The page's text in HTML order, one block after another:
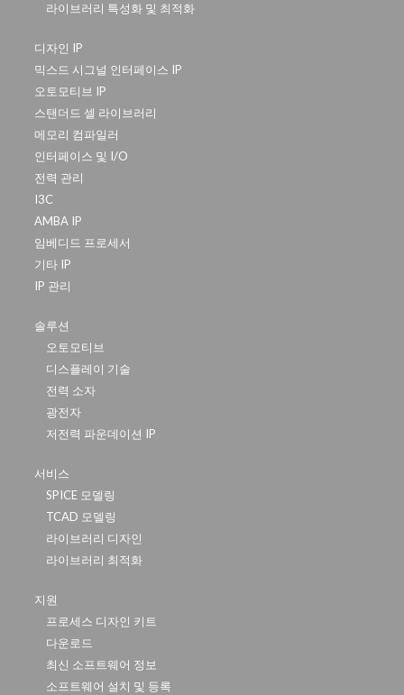
라이브러리 특성화 및 최적화
디자인 IP
믹스드 시그널 인터페이스 IP
오토모티브 IP
스탠더드 셀 라이브러리
메모리 컴파일러
인터페이스 및 I/O
전력 관리
I3C
AMBA IP
임베디드 프로세서
기타 IP
IP 관리
솔루션
오토모티브
디스플레이 기술
전력 소자
광전자
저전력 파운데이션 IP
서비스
SPICE 모델링
TCAD 모델링
라이브러리 디자인
라이브러리 최적화
지원
프로세스 디자인 키트
다운로드
최신 소프트웨어 정보
소프트웨어 설치 및 등록